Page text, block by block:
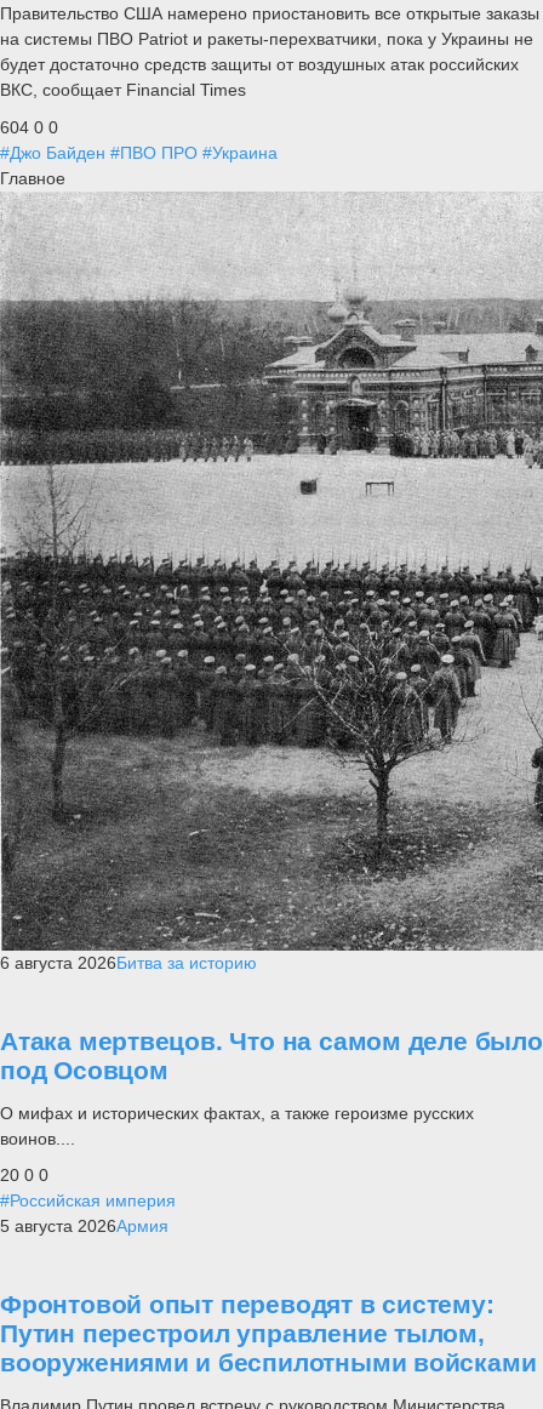
Правительство США намерено приостановить все открытые заказы
на системы ПВО Patriot и ракеты-перехватчики, пока у Украины не
будет достаточно средств защиты от воздушных атак российских
ВКС, сообщает Financial Times
604 0 0
#Джо Байден #ПВО ПРО #Украина
Главное
6 августа 2026Битва за историю
Атака мертвецов. Что на самом деле было
под Осовцом
О мифах и исторических фактах, а также героизме русских
воинов....
20 0 0
#Российская империя
5 августа 2026Армия
Фронтовой опыт переводят в систему:
Путин перестроил управление тылом,
вооружениями и беспилотными войсками